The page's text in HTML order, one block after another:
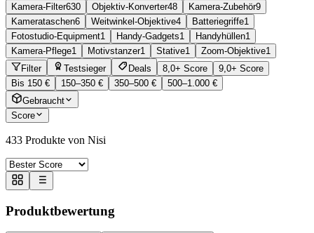
Kamera-Filter630 Objektiv-Konverter48 Kamera-Zubehör9
Kamerataschen6 Weitwinkel-Objektive4 Batteriegriffe1
Fotostudio-Equipment1 Handy-Gadgets1 Handyhüllen1
Kamera-Pflege1 Motivstanzer1 Stative1 Zoom-Objektive1
Filter
Testsieger Deals 8,0+ Score
9,0+ Score
Bis 150 €
150–350 € 350–500 €
500–1.000 €
Gebraucht
Score
433 Produkte von Nisi
Produktbewertung